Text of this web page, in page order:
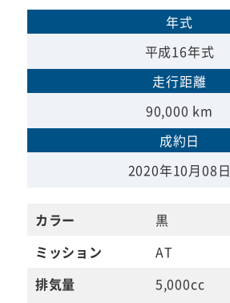
年式
平成16年式
走行距離
90,000 km
成約日
2020年10月08日
カラー
黒
ミッション
AT
排気量
5,000cc